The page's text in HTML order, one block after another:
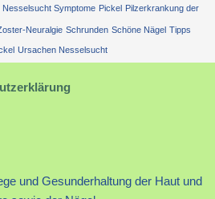
Nesselsucht Symptome Pickel Pilzerkrankung der
Neuralgie Schrunden Schöne Nägel Tipps
Ursachen Nesselsucht
und Gesunderhaltung der Haut und